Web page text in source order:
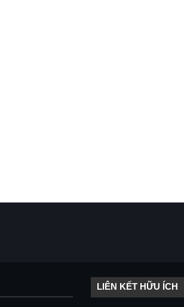
LIÊN KẾT HỮU ÍCH